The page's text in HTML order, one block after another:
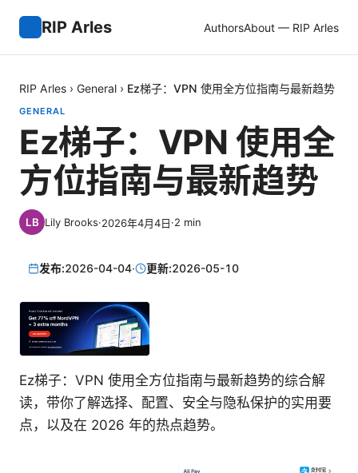
RIP Arles AuthorsAbout — RIP Arles
RIP Arles › General › Ez梯子：VPN 使用全方位指南与最新趋势
GENERAL
Ez梯子：VPN 使用全
方位指南与最新趋势
Lily Brooks·2026年4月4日·2 min
发布:2026-04-04· 更新:2026-05-10
Ez梯子：VPN 使用全方位指南与最新趋势的综合解
读，带你了解选择、配置、安全与隐私保护的实用要
点，以及在 2026 年的热点趋势。